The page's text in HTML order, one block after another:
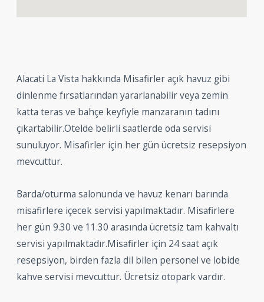
Alacati La Vista hakkında Misafirler açık havuz gibi
dinlenme fırsatlarından yararlanabilir veya zemin
katta teras ve bahçe keyfiyle manzaranın tadını
çıkartabilir.Otelde belirli saatlerde oda servisi
sunuluyor. Misafirler için her gün ücretsiz resepsiyon
mevcuttur.
Barda/oturma salonunda ve havuz kenarı barında
misafirlere içecek servisi yapılmaktadır. Misafirlere
her gün 9.30 ve 11.30 arasında ücretsiz tam kahvaltı
servisi yapılmaktadır.Misafirler için 24 saat açık
resepsiyon, birden fazla dil bilen personel ve lobide
kahve servisi mevcuttur. Ücretsiz otopark vardır.